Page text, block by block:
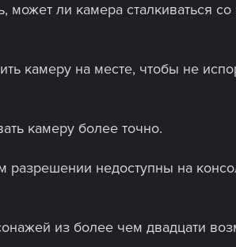
может ли камера сталкиваться
камеру на месте, чтобы не
камеру более точно.
недоступны на
из более чем двадцати